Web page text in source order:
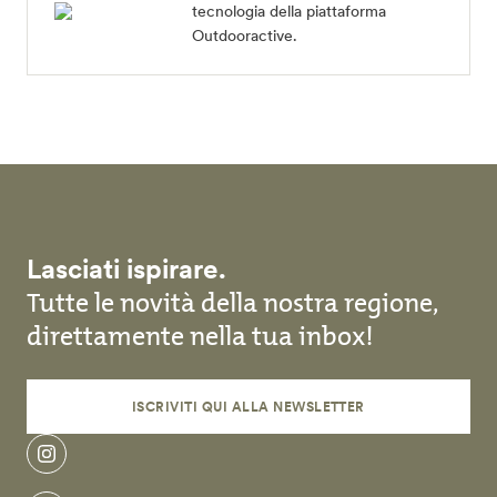
tecnologia della piattaforma
Outdooractive.
Lasciati ispirare.
Tutte le novità della nostra regione,
direttamente nella tua inbox!
ISCRIVITI QUI ALLA NEWSLETTER
instagram